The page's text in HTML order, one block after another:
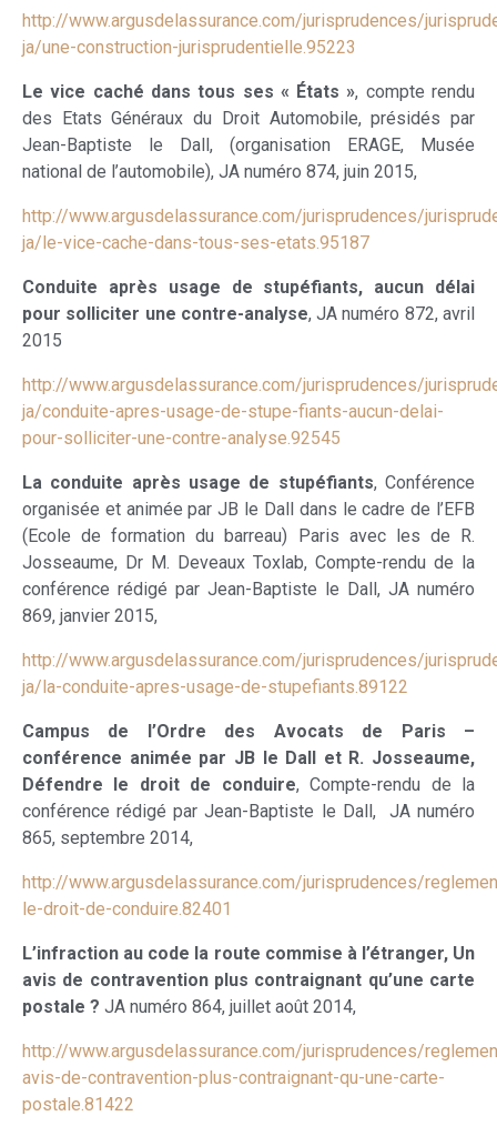
http://www.argusdelassurance.com/jurisprudences/
ja/une-construction-jurisprudentielle.95223
Le vice caché dans tous ses « États », compte rendu
des Etats Généraux du Droit Automobile, présidés par
Jean-Baptiste le Dall, (organisation ERAGE, Musée
national de l’automobile), JA numéro 874, juin 2015,
http://www.argusdelassurance.com/jurisprudences/
ja/le-vice-cache-dans-tous-ses-etats.95187
Conduite après usage de stupéfiants, aucun délai
pour solliciter une contre-analyse, JA numéro 872, avril
2015
http://www.argusdelassurance.com/jurisprudences/
ja/conduite-apres-usage-de-stupe-fiants-aucun-delai-
pour-solliciter-une-contre-analyse.92545
La conduite après usage de stupéfiants, Conférence
organisée et animée par JB le Dall dans le cadre de l’EFB
(Ecole de formation du barreau) Paris avec les de R.
Josseaume, Dr M. Deveaux Toxlab, Compte-rendu de la
conférence rédigé par Jean-Baptiste le Dall, JA numéro
869, janvier 2015,
http://www.argusdelassurance.com/jurisprudences/
ja/la-conduite-apres-usage-de-stupefiants.89122
Campus de l’Ordre des Avocats de Paris –
conférence animée par JB le Dall et R. Josseaume,
Défendre le droit de conduire, Compte-rendu de la
conférence rédigé par Jean-Baptiste le Dall, JA numéro
865, septembre 2014,
http://www.argusdelassurance.com/jurisprudences/
le-droit-de-conduire.82401
L’infraction au code la route commise à l’étranger, Un
avis de contravention plus contraignant qu’une carte
postale ? JA numéro 864, juillet août 2014,
http://www.argusdelassurance.com/jurisprudences/
avis-de-contravention-plus-contraignant-qu-une-carte-
postale.81422